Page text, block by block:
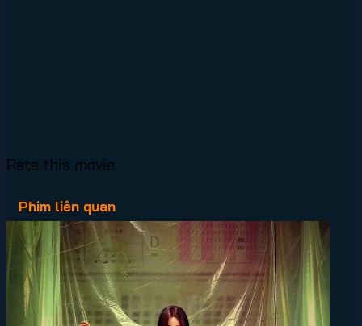
Rate this movie
Phim liên quan